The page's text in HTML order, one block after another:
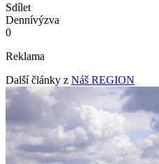
Sdílet
Dennívýzva
0
Reklama
Další články z Náš REGION